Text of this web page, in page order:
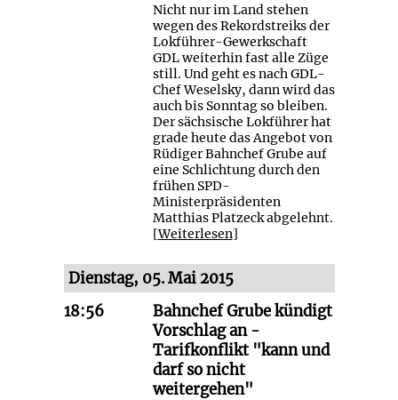
Nicht nur im Land stehen
wegen des Rekordstreiks der
Lokführer-Gewerkschaft
GDL weiterhin fast alle Züge
still. Und geht es nach GDL-
Chef Weselsky, dann wird das
auch bis Sonntag so bleiben.
Der sächsische Lokführer hat
grade heute das Angebot von
Rüdiger Bahnchef Grube auf
eine Schlichtung durch den
frühen SPD-
Ministerpräsidenten
Matthias Platzeck abgelehnt.
[Weiterlesen]
Dienstag, 05. Mai 2015
18:56
Bahnchef Grube kündigt
Vorschlag an -
Tarifkonflikt "kann und
darf so nicht
weitergehen"